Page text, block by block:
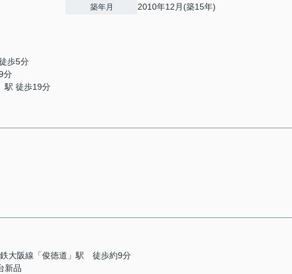
歩5分
分
」駅 徒歩19分
築年月 2010年12月(築15年)
大阪線「俊徳道」駅 徒歩約9分
新品